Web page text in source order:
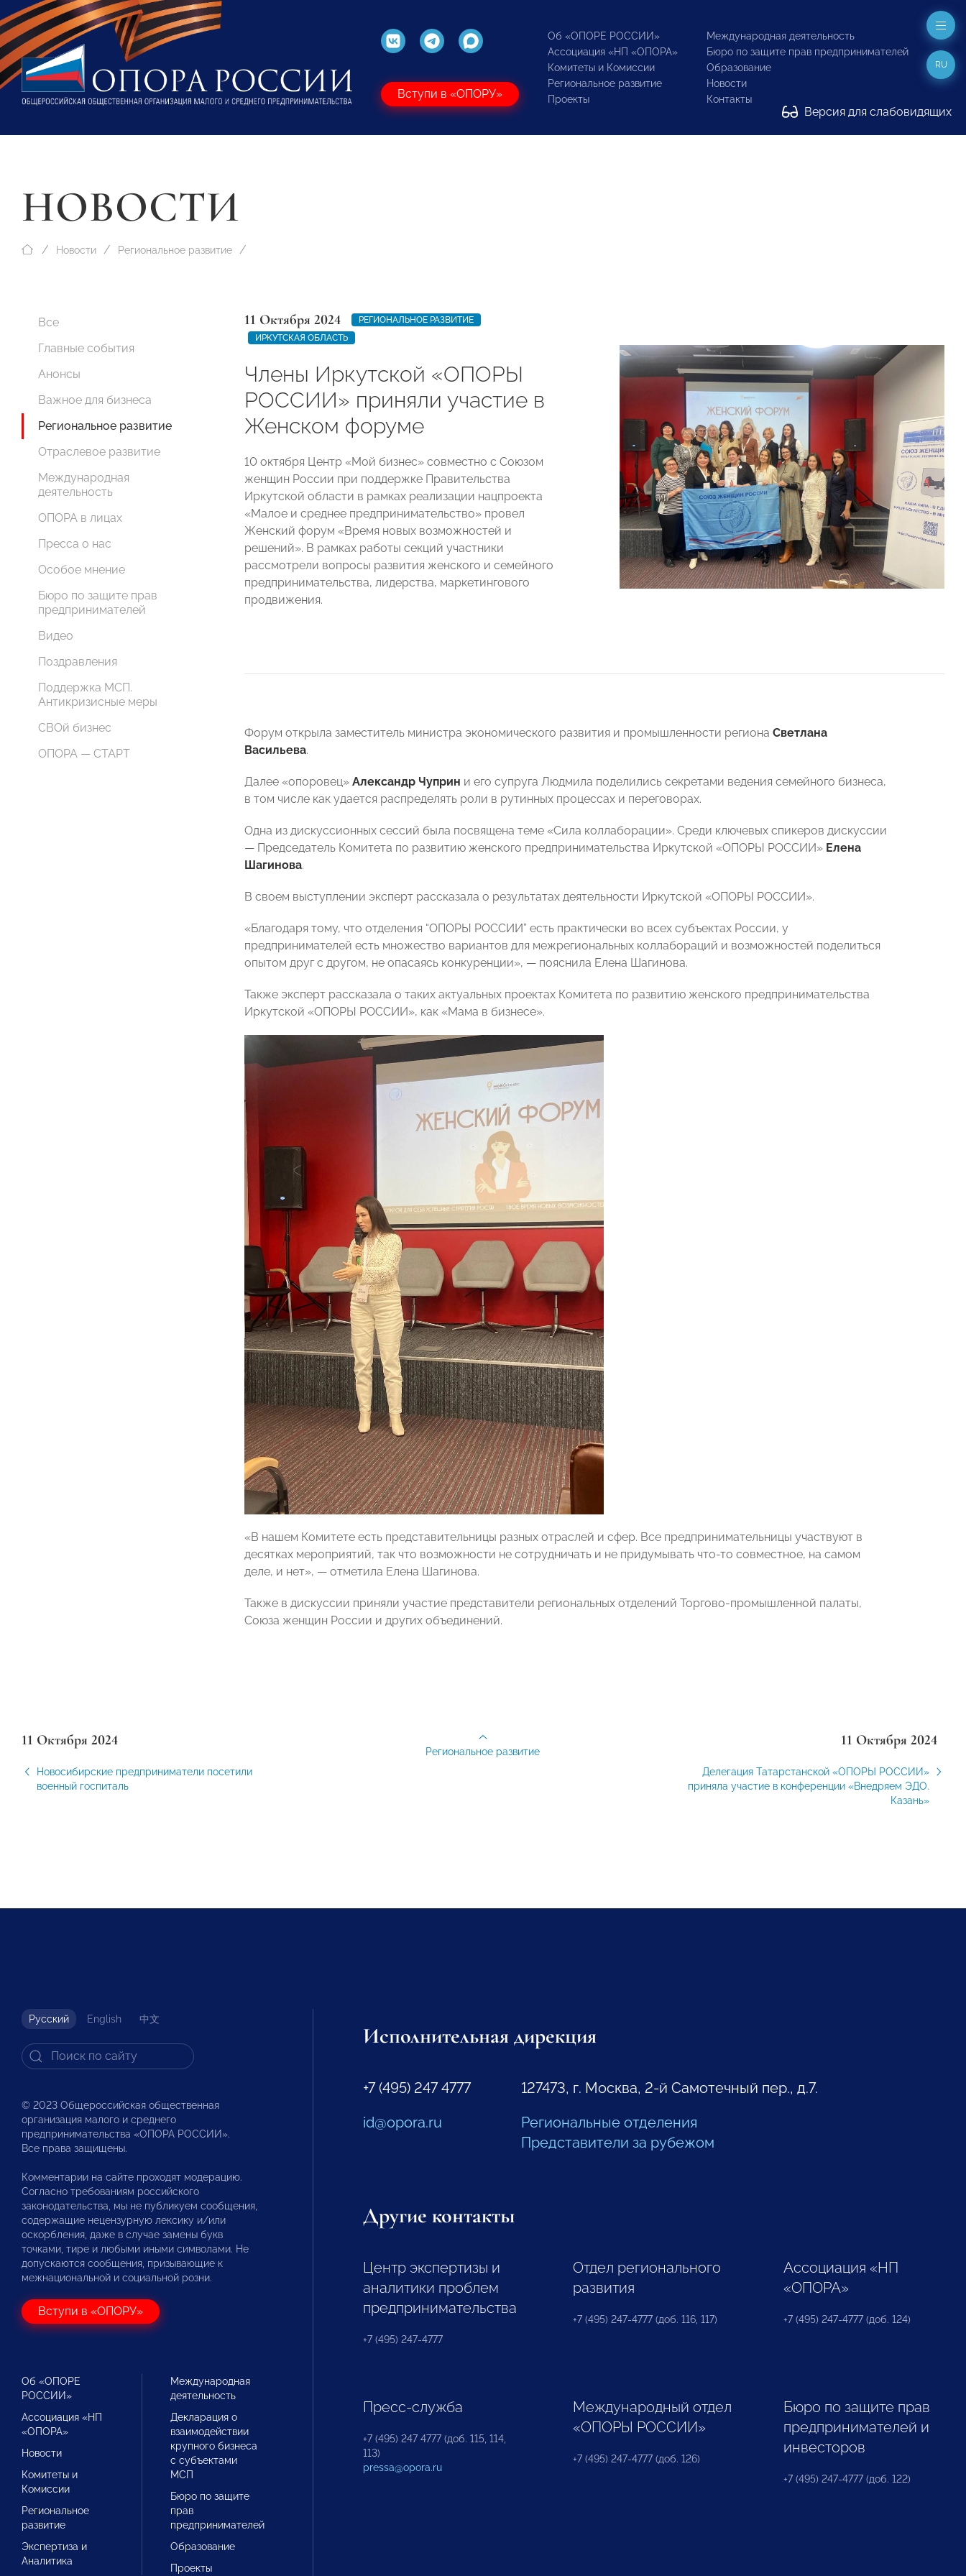
Вступи в «ОПОРУ»
Об «ОПОРЕ РОССИИ»
Ассоциация «НП «ОПОРА»
Комитеты и Комиссии
Региональное развитие
Проекты
Международная деятельность
Бюро по защите прав предпринимателей
Образование
Новости
Контакты
Версия для слабовидящих
RU
НОВОСТИ
Новости Региональное развитие
Все
Главные события
Анонсы
Важное для бизнеса
Региональное развитие
Отраслевое развитие
Международная
деятельность
ОПОРА в лицах
Пресса о нас
Особое мнение
Бюро по защите прав
предпринимателей
Видео
Поздравления
Поддержка МСП.
Антикризисные меры
СВОй бизнес
ОПОРА — СТАРТ
11 Октября 2024
РЕГИОНАЛЬНОЕ РАЗВИТИЕ
ИРКУТСКАЯ ОБЛАСТЬ
Члены Иркутской «ОПОРЫ
РОССИИ» приняли участие в
Женском форуме
10 октября Центр «Мой бизнес» совместно с Союзом
женщин России при поддержке Правительства
Иркутской области в рамках реализации нацпроекта
«Малое и среднее предпринимательство» провел
Женский форум «Время новых возможностей и
решений». В рамках работы секций участники
рассмотрели вопросы развития женского и семейного
предпринимательства, лидерства, маркетингового
продвижения.
Форум открыла заместитель министра экономического развития и промышленности региона Светлана
Васильева.
Далее «опоровец» Александр Чуприн и его супруга Людмила поделились секретами ведения семейного бизнеса,
в том числе как удается распределять роли в рутинных процессах и переговорах.
Одна из дискуссионных сессий была посвящена теме «Сила коллаборации». Среди ключевых спикеров дискуссии
— Председатель Комитета по развитию женского предпринимательства Иркутской «ОПОРЫ РОССИИ» Елена
Шагинова.
В своем выступлении эксперт рассказала о результатах деятельности Иркутской «ОПОРЫ РОССИИ».
«Благодаря тому, что отделения “ОПОРЫ РОССИИ” есть практически во всех субъектах России, у
предпринимателей есть множество вариантов для межрегиональных коллабораций и возможностей поделиться
опытом друг с другом, не опасаясь конкуренции», — пояснила Елена Шагинова.
Также эксперт рассказала о таких актуальных проектах Комитета по развитию женского предпринимательства
Иркутской «ОПОРЫ РОССИИ», как «Мама в бизнесе».
«В нашем Комитете есть представительницы разных отраслей и сфер. Все предпринимательницы участвуют в
десятках мероприятий, так что возможности не сотрудничать и не придумывать что-то совместное, на самом
деле, и нет», — отметила Елена Шагинова.
Также в дискуссии приняли участие представители региональных отделений Торгово-промышленной палаты,
Союза женщин России и других объединений.
11 Октября 2024
Новосибирские предприниматели посетили
военный госпиталь
11 Октября 2024
Делегация Татарстанской «ОПОРЫ РОССИИ»
приняла участие в конференции «Внедряем ЭДО.
Казань»
Региональное развитие
Русский English 中文
© 2023 Общероссийская общественная
организация малого и среднего
предпринимательства «ОПОРА РОССИИ».
Все права защищены.
Комментарии на сайте проходят модерацию.
Согласно требованиям российского
законодательства, мы не публикуем сообщения,
содержащие нецензурную лексику и/или
оскорбления, даже в случае замены букв
точками, тире и любыми иными символами. Не
допускаются сообщения, призывающие к
межнациональной и социальной розни.
Вступи в «ОПОРУ»
Об «ОПОРЕ
РОССИИ»
Ассоциация «НП
«ОПОРА»
Новости
Комитеты и
Комиссии
Региональное
развитие
Экспертиза и
Аналитика
Международная
деятельность
Декларация о
взаимодействии
крупного бизнеса
с субъектами
МСП
Бюро по защите
прав
предпринимателей
Образование
Проекты
Исполнительная дирекция
+7 (495) 247 4777
id@opora.ru
127473, г. Москва, 2-й Самотечный пер., д.7.
Региональные отделения
Представители за рубежом
Другие контакты
Центр экспертизы и
аналитики проблем
предпринимательства
+7 (495) 247-4777
Отдел регионального
развития
+7 (495) 247-4777 (доб. 116, 117)
Ассоциация «НП
«ОПОРА»
+7 (495) 247-4777 (доб. 124)
Пресс-служба
+7 (495) 247 4777 (доб. 115, 114,
113)
pressa@opora.ru
Международный отдел
«ОПОРЫ РОССИИ»
+7 (495) 247-4777 (доб. 126)
Бюро по защите прав
предпринимателей и
инвесторов
+7 (495) 247-4777 (доб. 122)